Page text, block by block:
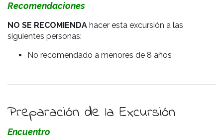
Recomendaciones
NO SE RECOMIENDA hacer esta excursión a las
siguientes personas:
No recomendado a menores de 8 años
Preparación de la Excursión
Encuentro